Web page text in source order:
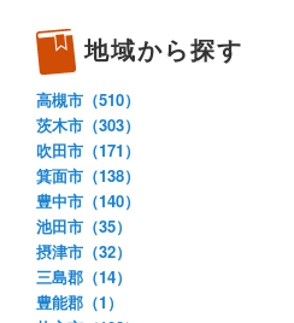
地域から探す
高槻市（510）
茨木市（303）
吹田市（171）
箕面市（138）
豊中市（140）
池田市（35）
摂津市（32）
三島郡（14）
豊能郡（1）